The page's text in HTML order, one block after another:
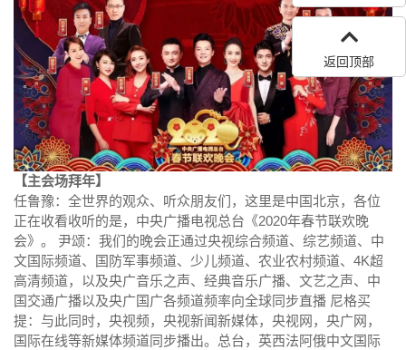
【主会场拜年】
任鲁豫：全世界的观众、听众朋友们，这里是中国北京，各位
正在收看收听的是，中央广播电视总台《2020年春节联欢晚
会》。 尹颂：我们的晚会正通过央视综合频道、综艺频道、中
文国际频道、国防军事频道、少儿频道、农业农村频道、4K超
高清频道，以及央广音乐之声、经典音乐广播、文艺之声、中
国交通广播以及央广国广各频道频率向全球同步直播 尼格买
提：与此同时，央视频，央视新闻新媒体，央视网，央广网，
国际在线等新媒体频道同步播出。总台，英西法阿俄中文国际
返回顶部